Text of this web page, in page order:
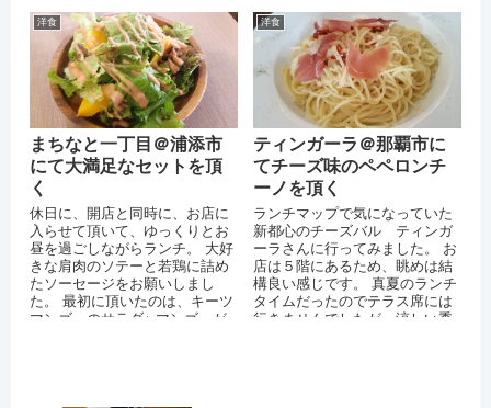
洋食
まちなと一丁目＠浦添市
にて大満足なセットを頂
く
休日に、開店と同時に、お店に
入らせて頂いて、ゆっくりとお
昼を過ごしながらランチ。 大好
きな肩肉のソテーと若鶏に詰め
たソーセージをお願いしまし
た。 最初に頂いたのは、キーツ
マンゴーのサラダ♪ マンゴーが
洋食
ティンガーラ＠那覇市に
てチーズ味のペペロンチ
ーノを頂く
ランチマップで気になっていた
新都心のチーズバル ティンガ
ーラさんに行ってみました。 お
店は５階にあるため、眺めは結
構良い感じです。 真夏のランチ
タイムだったのでテラス席には
行きませんでしたが、涼しい季